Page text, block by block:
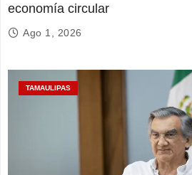
economía circular
Ago 1, 2026
TAMAULIPAS